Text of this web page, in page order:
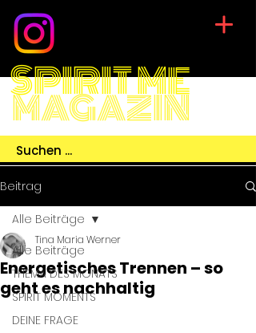
SPIRIT ME
MAGAZIN
Beitrag
Alle Beiträge
THEMA DES MONATS
SPIRIT MOMENTS
DEINE FRAGE
Alle Beiträge
Energetisches Trennen – so
geht es nachhaltig
Tina Maria Werner